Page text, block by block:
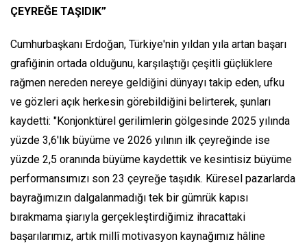
ÇEYREĞE TAŞIDIK”
Cumhurbaşkanı Erdoğan, Türkiye'nin yıldan yıla artan başarı
grafiğinin ortada olduğunu, karşılaştığı çeşitli güçlüklere
rağmen nereden nereye geldiğini dünyayı takip eden, ufku
ve gözleri açık herkesin görebildiğini belirterek, şunları
kaydetti: "Konjonktürel gerilimlerin gölgesinde 2025 yılında
yüzde 3,6'lık büyüme ve 2026 yılının ilk çeyreğinde ise
yüzde 2,5 oranında büyüme kaydettik ve kesintisiz büyüme
performansımızı son 23 çeyreğe taşıdık. Küresel pazarlarda
bayrağımızın dalgalanmadığı tek bir gümrük kapısı
bırakmama şiarıyla gerçekleştirdiğimiz ihracattaki
başarılarımız, artık millî motivasyon kaynağımız hâline